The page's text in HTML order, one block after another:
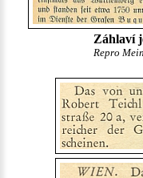
Záhlaví
Repro